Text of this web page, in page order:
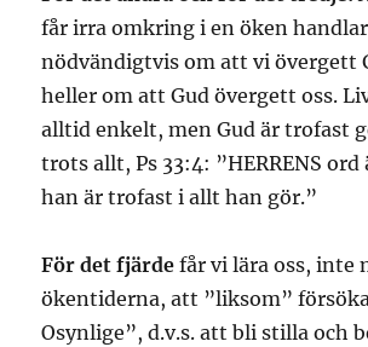
får irra omkring i en öken
nödvändigtvis om att vi övergett
heller om att Gud övergett oss.
alltid enkelt, men Gud är trofast
trots allt, Ps 33:4: ”HERRENS
han är trofast i allt han gör.”
För det fjärde får vi lära oss, inte
ökentiderna, att ”liksom”
Osynlige”, d.v.s. att bli stilla och